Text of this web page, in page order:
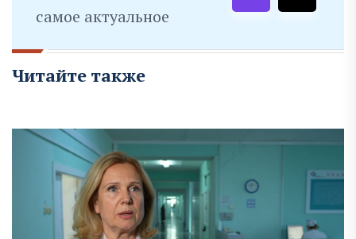
самое актуальное
Читайте также